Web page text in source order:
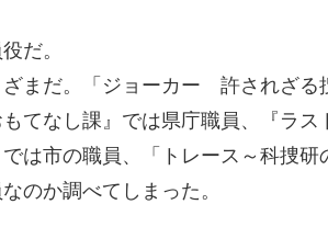
だ。
まだ。「ジョーカー 許されざる
てなし課』では県庁職員、『ラス
は市の職員、「トレース～科捜
のか調べてしまった。